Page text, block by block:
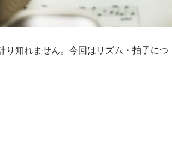
知れません。今回はリズム・拍子につ